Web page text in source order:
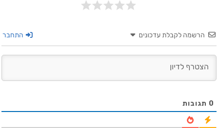
הרשמה לקבלת עדכונים התחבר
0 תגובות